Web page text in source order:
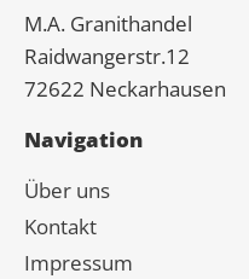
M.A. Granithandel
Raidwangerstr.12
72622 Neckarhausen
Navigation
Über uns
Kontakt
Impressum